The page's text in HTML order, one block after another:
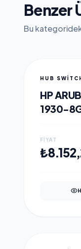
Benzer
Bu
HUB
HP
1930-
SWITCH
FIYAT